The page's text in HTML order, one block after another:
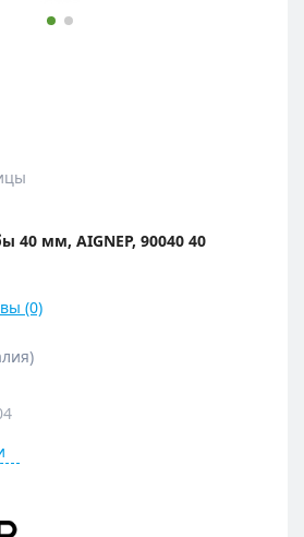
40 мм, AIGNEP, 90040 40
(0)